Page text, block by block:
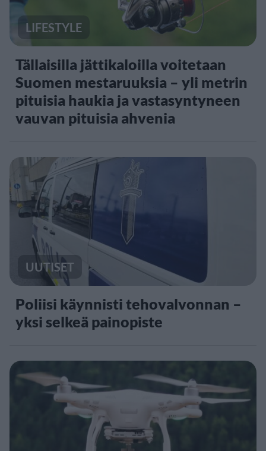
LIFESTYLE
Tällaisilla jättikaloilla voitetaan
Suomen mestaruuksia – yli metrin
pituisia haukia ja vastasyntyneen
vauvan pituisia ahvenia
UUTISET
Poliisi käynnisti tehovalvonnan –
yksi selkeä painopiste